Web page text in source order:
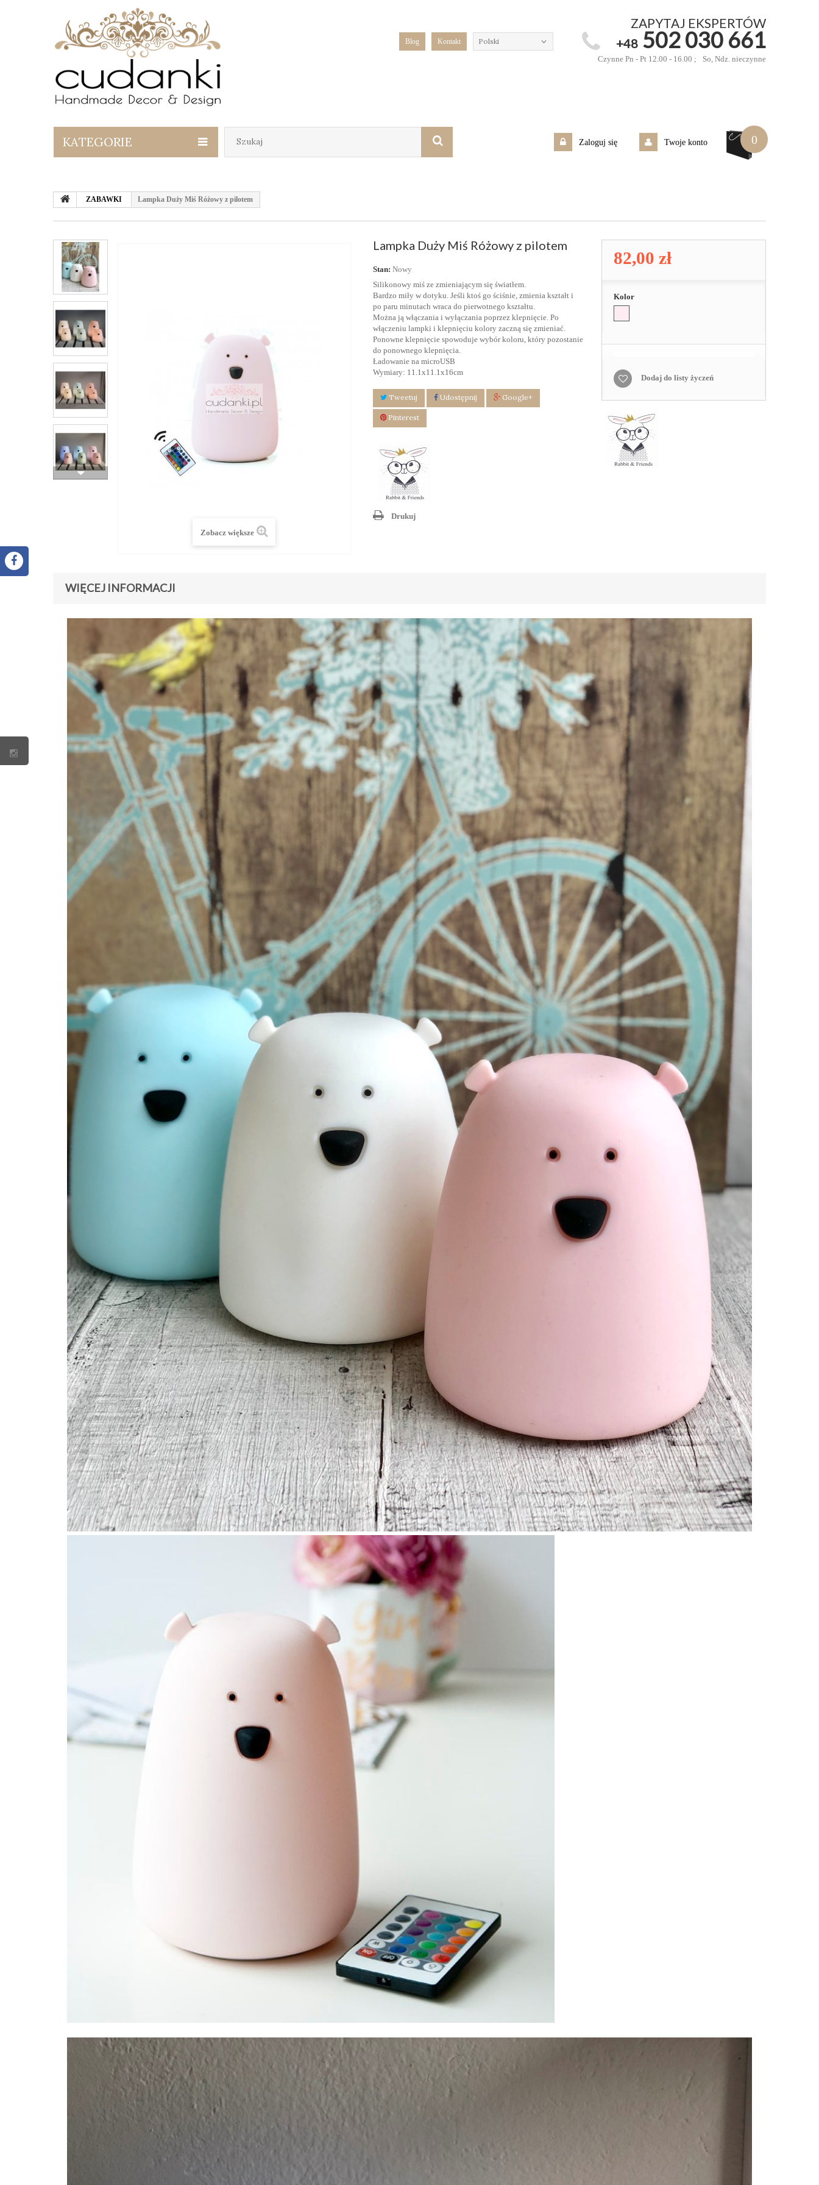
ZAPYTAJ EKSPERTÓW
+48 502 030 661
Czynne Pn - Pt 12.00 - 16.00 ; So, Ndz. nieczynne
Polski
Blog Kontakt
KATEGORIE 0
Zaloguj się Twoje konto
ZABAWKI Lampka Duży Miś Różowy z pilotem
Zobacz większe
Lampka Duży Miś Różowy z pilotem
Stan: Nowy
Silikonowy miś ze zmieniającym się światłem.
Bardzo miły w dotyku. Jeśli ktoś go ściśnie, zmienia kształt i
po paru minutach wraca do pierwotnego kształtu.
Można ją włączania i wyłączania poprzez klepnięcie. Po
włączeniu lampki i klepnięciu kolory zaczną się zmieniać.
Ponowne klepnięcie spowoduje wybór koloru, który pozostanie
do ponownego klepnięcia.
Ładowanie na microUSB
Wymiary: 11.1x11.1x16cm
Tweetuj Udostępnij Google+
Pinterest
Drukuj
82,00 zł
Kolor
Dodaj do listy życzeń
WIĘCEJ INFORMACJI